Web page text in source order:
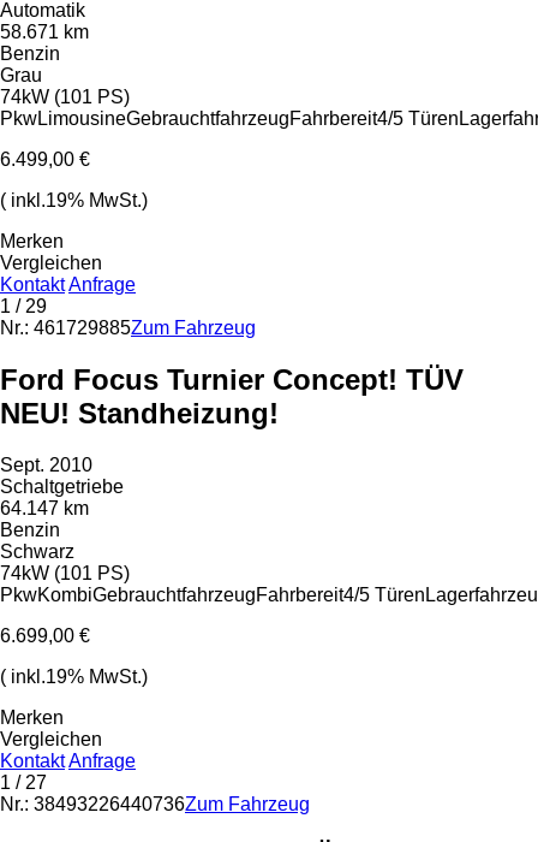
Automatik
58.671 km
Benzin
Grau
74kW (101 PS)
PkwLimousineGebrauchtfahrzeugFahrbereit4/5 Türen
6.499,00 €
( inkl.19% MwSt.)
Merken
Vergleichen
KontaktAnfrage
1 / 29
Nr.: 461729885Zum Fahrzeug
Ford Focus Turnier Concept! TÜV
NEU! Standheizung!
Sept. 2010
Schaltgetriebe
64.147 km
Benzin
Schwarz
74kW (101 PS)
PkwKombiGebrauchtfahrzeugFahrbereit4/5 Türen
6.699,00 €
( inkl.19% MwSt.)
Merken
Vergleichen
KontaktAnfrage
1 / 27
Nr.: 38493226440736Zum Fahrzeug